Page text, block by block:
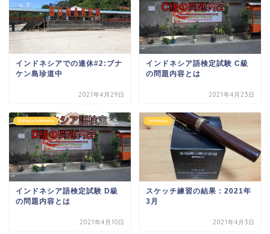
インドネシアでの連休#2:ブナ
ケン島珍道中
2021年4月29日
インドネシア語検定試験 C級
の問題内容とは
2021年4月23日
Bahasa Indonesia
インドネシア語検定試験 D級
の問題内容とは
2021年4月10日
Indonesia
スケッチ練習の結果：2021年
3月
2021年4月3日